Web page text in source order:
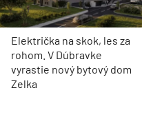
Električka na skok, les za
rohom. V Dúbravke
vyrastie nový bytový dom
Zelka